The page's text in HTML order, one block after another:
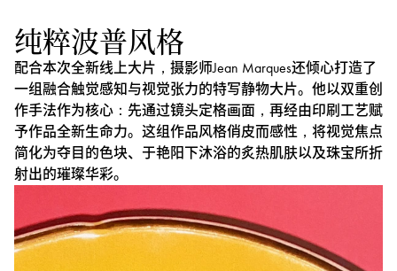
纯粹波普风格
配合本次全新线上大片，摄影师Jean Marques还倾心打造了
一组融合触觉感知与视觉张力的特写静物大片。他以双重创
作手法作为核心：先通过镜头定格画面，再经由印刷工艺赋
予作品全新生命力。这组作品风格俏皮而感性，将视觉焦点
简化为夺目的色块、于艳阳下沐浴的炙热肌肤以及珠宝所折
射出的璀璨华彩。